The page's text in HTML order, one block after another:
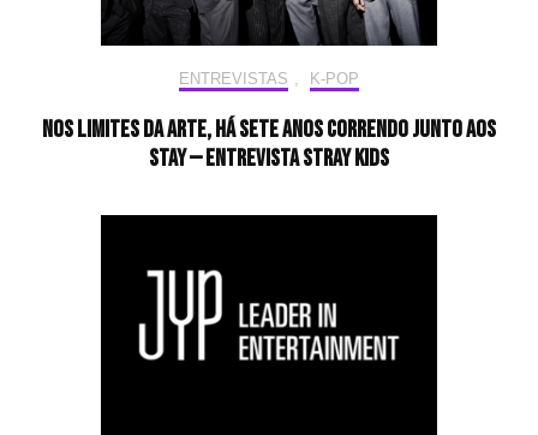
ENTREVISTAS , K-POP
Nos limites da arte, há sete anos correndo junto aos
STAY — Entrevista Stray Kids